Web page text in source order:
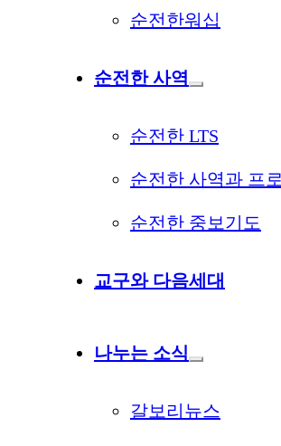
순전한워십
순전한 사역
순전한 LTS
순전한 사역과 프
순전한 중보기도
교구와 다음세대
나누는 소식
갈보리뉴스